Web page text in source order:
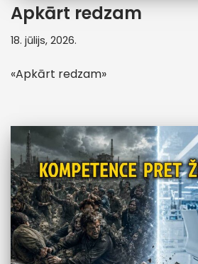
Apkārt redzam
18. jūlijs, 2026.
«Apkārt redzam»